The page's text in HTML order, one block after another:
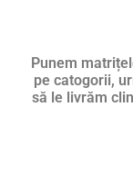
Punem
pe catogorii,
să le livrăm